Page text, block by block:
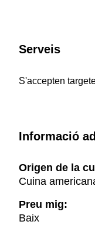
Serveis
S'accepten
Informació
Origen de la
Cuina
Preu mig:
Baix